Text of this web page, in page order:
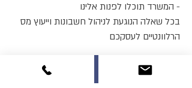
המשרד תוכלו לפנות אלינו -
בכל שאלה הנוגעת לניהול חשבונות וייעוץ מס
הרלוונטיים לעסקכם
המקצועיות של שור רואי חשבון תאפשר לכם
לנהל את עסקכם בבטחה תוך שאתם יודעים כי